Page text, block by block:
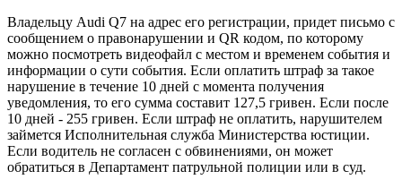
Владельцу Audi Q7 на адрес его регистрации, придет письмо с
сообщением о правонарушении и QR кодом, по которому
можно посмотреть видеофайл с местом и временем события и
информации о сути события. Если оплатить штраф за такое
нарушение в течение 10 дней с момента получения
уведомления, то его сумма составит 127,5 гривен. Если после
10 дней - 255 гривен. Если штраф не оплатить, нарушителем
займется Исполнительная служба Министерства юстиции.
Если водитель не согласен с обвинениями, он может
обратиться в Департамент патрульной полиции или в суд.